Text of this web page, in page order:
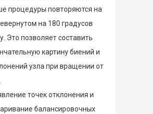
процедуры повторяются на
на 180 градусов
Это позволяет составить
картину биений и
узла при вращении от
точек отклонения и
балансировочных